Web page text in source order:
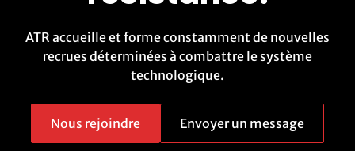
ATR accueille et forme constamment de nouvelles
recrues déterminées à combattre le système
technologique.
Nous rejoindre Envoyer un message